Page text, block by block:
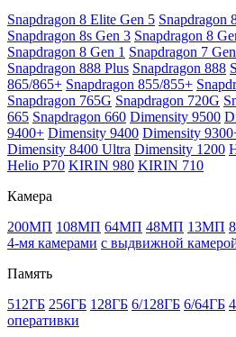
Snapdragon 8 Elite Gen 5 Snapdragon
Snapdragon 8s Gen 3 Snapdragon 8
Snapdragon 8 Gen 1 Snapdragon 7
Snapdragon 888 Plus Snapdragon 888
865/865+ Snapdragon 855/855+
Snapdragon 765G Snapdragon 720G
665 Snapdragon 660 Dimensity 9500
9400+ Dimensity 9400 Dimensity
Dimensity 8400 Ultra Dimensity 1200
Helio P70 KIRIN 980 KIRIN 710
Камера
200МП 108МП 64МП 48МП 13МП
4-мя камерами с выдвижной
Память
512ГБ 256ГБ 128ГБ 6/128ГБ 6/64ГБ
оперативки